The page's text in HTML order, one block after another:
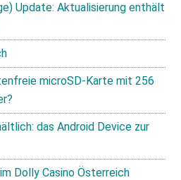
Update: Aktualisierung enthält
microSD-Karte mit 256
das Android Device zur
Dolly Casino Österreich